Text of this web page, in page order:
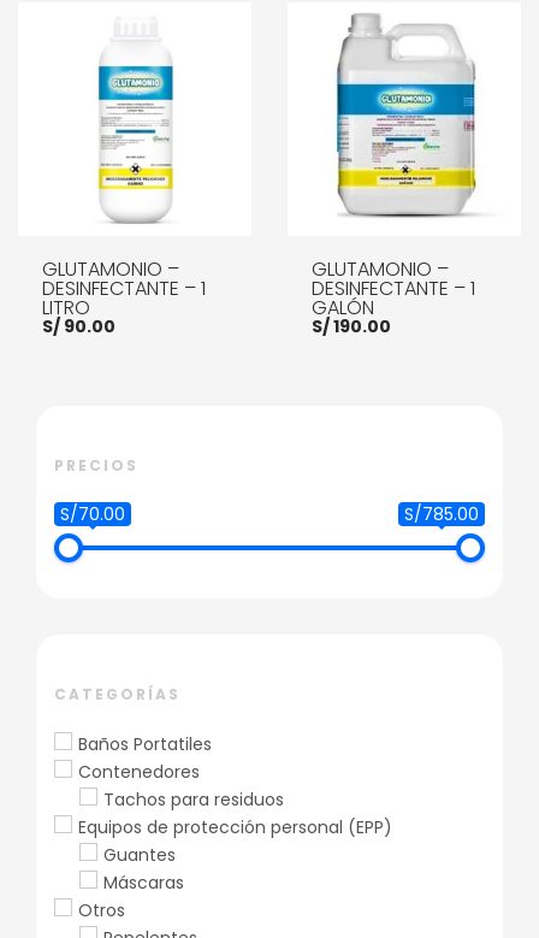
AÑADIR AL CARRITO AÑADIR AL CARRITO
GLUTAMONIO –
DESINFECTANTE – 1
LITRO
S/ 90.00
GLUTAMONIO –
DESINFECTANTE – 1
GALÓN
S/190.00
PRECIOS
S/70.00 S/785.00
CATEGORÍAS
Baños Portatiles
Contenedores
Tachos para residuos
Equipos de protección personal (EPP)
Guantes
Máscaras
Otros